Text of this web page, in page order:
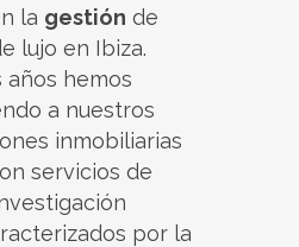
la gestión de
lujo en Ibiza.
años hemos
a nuestros
inmobiliarias
servicios de
por la